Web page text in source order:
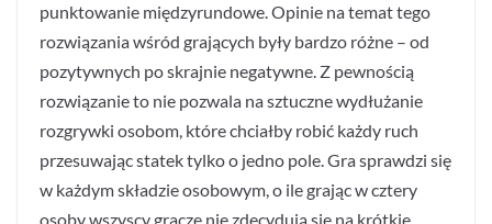
punktowanie międzyrundowe. Opinie na temat tego
rozwiązania wśród grających były bardzo różne – od
pozytywnych po skrajnie negatywne. Z pewnością
rozwiązanie to nie pozwala na sztuczne wydłużanie
rozgrywki osobom, które chciałby robić każdy ruch
przesuwając statek tylko o jedno pole. Gra sprawdzi się
w każdym składzie osobowym, o ile grając w cztery
osoby wszyscy gracze nie zdecydują się na krótkie